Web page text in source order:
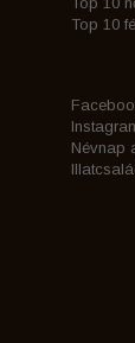
Top 10
Névnap